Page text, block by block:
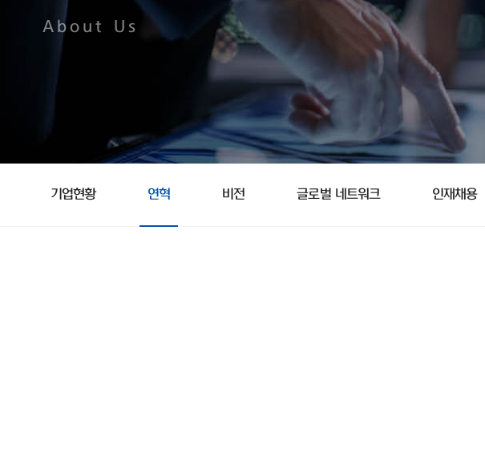
About Us
기업현황 연혁 비전 글로벌 네트워크 인재채용